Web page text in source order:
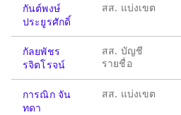
กันต์พงษ์
ประยูรศักดิ์
สส. แบ่งเขต
กัลยพัชร
รจิตโรจน์
สส. บัญชี
รายชื่อ
การณิก จัน
ทดา
สส. แบ่งเขต